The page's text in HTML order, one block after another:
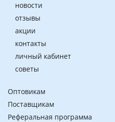
новости
отзывы
акции
контакты
личный кабинет
советы
Оптовикам
Поставщикам
Реферальная программа